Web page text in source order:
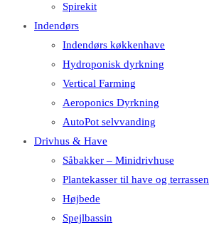
Spirekit
Indendørs
Indendørs køkkenhave
Hydroponisk dyrkning
Vertical Farming
Aeroponics Dyrkning
AutoPot selvvanding
Drivhus & Have
Såbakker – Minidrivhuse
Plantekasser til have og terrassen
Højbede
Spejlbassin